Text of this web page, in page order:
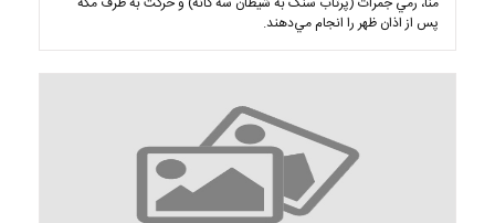
پس از اذان ظهر را انجام مي‌دهند.